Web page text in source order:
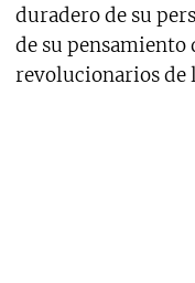
duradero de su
de su pensamiento
revolucionarios de